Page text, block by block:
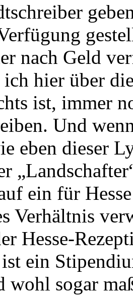
nach Geld
hier über
ist, immer
Und
eben dieser
ein für
Verhältnis
Hesse-
ein
wohl sogar